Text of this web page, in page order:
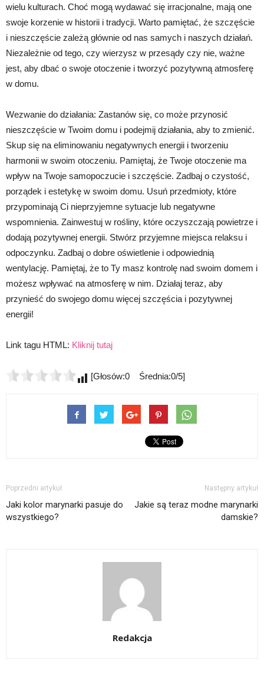
wielu kulturach. Choć mogą wydawać się irracjonalne, mają one
swoje korzenie w historii i tradycji. Warto pamiętać, że szczęście
i nieszczęście zależą głównie od nas samych i naszych działań.
Niezależnie od tego, czy wierzysz w przesądy czy nie, ważne
jest, aby dbać o swoje otoczenie i tworzyć pozytywną atmosferę
w domu.
Wezwanie do działania: Zastanów się, co może przynosić
nieszczęście w Twoim domu i podejmij działania, aby to zmienić.
Skup się na eliminowaniu negatywnych energii i tworzeniu
harmonii w swoim otoczeniu. Pamiętaj, że Twoje otoczenie ma
wpływ na Twoje samopoczucie i szczęście. Zadbaj o czystość,
porządek i estetykę w swoim domu. Usuń przedmioty, które
przypominają Ci nieprzyjemne sytuacje lub negatywne
wspomnienia. Zainwestuj w rośliny, które oczyszczają powietrze i
dodają pozytywnej energii. Stwórz przyjemne miejsca relaksu i
odpoczynku. Zadbaj o dobre oświetlenie i odpowiednią
wentylację. Pamiętaj, że to Ty masz kontrolę nad swoim domem i
możesz wpływać na atmosferę w nim. Działaj teraz, aby
przynieść do swojego domu więcej szczęścia i pozytywnej
energii!
Link tagu HTML: Kliknij tutaj
[Głosów:0 Średnia:0/5]
Poprzedni artykuł
Jaki kolor marynarki pasuje do
wszystkiego?
Następny artykuł
Jakie są teraz modne marynarki
damskie?
Redakcja